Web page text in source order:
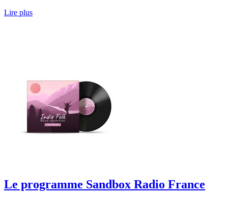
Lire plus
Le programme Sandbox Radio France